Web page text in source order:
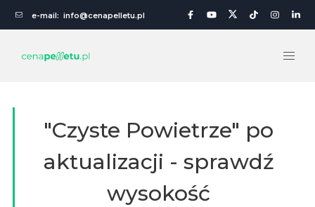
e-mail: info@cenapelletu.pl
"Czyste Powietrze" po
aktualizacji - sprawdź
wysokość